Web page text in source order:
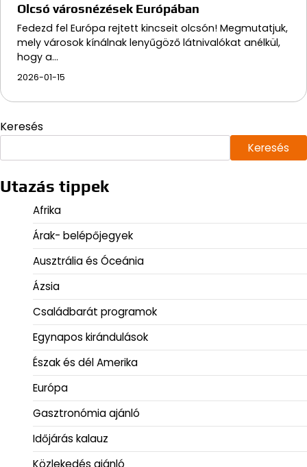
Olcsó városnézések Európában
Fedezd fel Európa rejtett kincseit olcsón! Megmutatjuk,
mely városok kínálnak lenyűgöző látnivalókat anélkül,
hogy a…
2026-01-15
Keresés
Keresés
Utazás tippek
Afrika
Árak- belépőjegyek
Ausztrália és Óceánia
Ázsia
Családbarát programok
Egynapos kirándulások
Észak és dél Amerika
Európa
Gasztronómia ajánló
Időjárás kalauz
Közlekedés ajánló